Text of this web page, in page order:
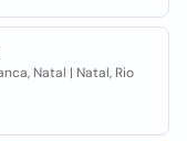
Natal | Natal, Rio